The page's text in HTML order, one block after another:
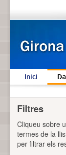
Inici
Filtres
Cliqueu sobre
termes de la
per filtrar els